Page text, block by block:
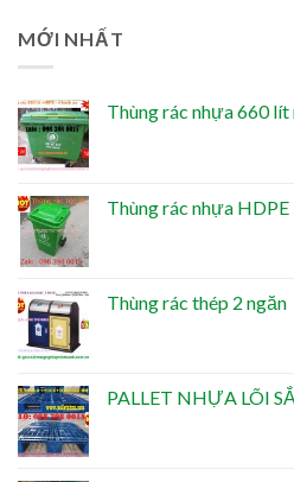
MỚI NHẤT
Thùng rác nhựa 660 lít
Thùng rác nhựa
Thùng rác thép 2 ngăn
PALLET NHỰA LÕI